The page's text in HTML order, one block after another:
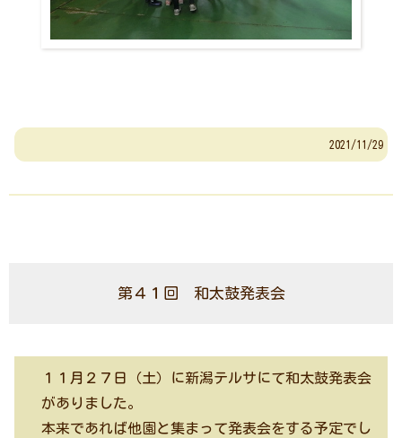
2021/11/29
第４１回 和太鼓発表会
１１月２７日（土）に新潟テルサにて和太鼓発表会
がありました。
本来であれば他園と集まって発表会をする予定でし